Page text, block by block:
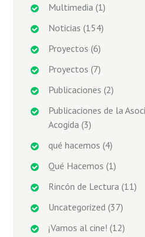
Multimedia (1)
Noticias (154)
Proyectos (6)
Proyectos (7)
Publicaciones (2)
Publicaciones de la
Acogida (3)
qué hacemos (4)
Qué Hacemos (1)
Rincón de Lectura (11)
Uncategorized (37)
¡Vamos al cine! (12)